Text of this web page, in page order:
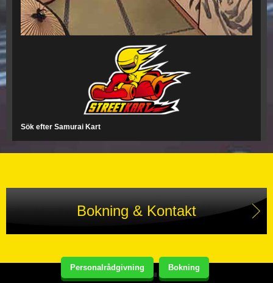
Personalrådgivning Bokning
Sök efter Samurai Kart
Bokning & Kontakt
Copyright(C) Street Kart Tour. All Rights Reserved.